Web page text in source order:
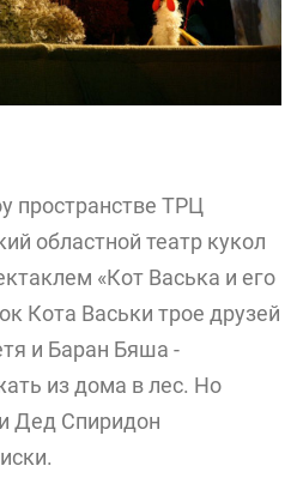
пространстве ТРЦ
областной театр кукол
«Кот Васька и его
Кота Васьки трое друзей
и Баран Бяша -
из дома в лес. Но
Дед Спиридон